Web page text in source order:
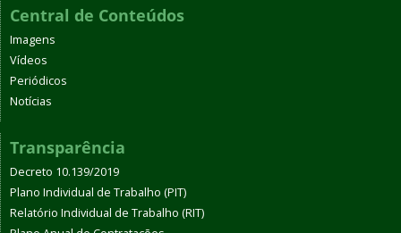
Central de Conteúdos
Imagens
Vídeos
Periódicos
Notícias
Transparência
Decreto 10.139/2019
Plano Individual de Trabalho (PIT)
Relatório Individual de Trabalho (RIT)